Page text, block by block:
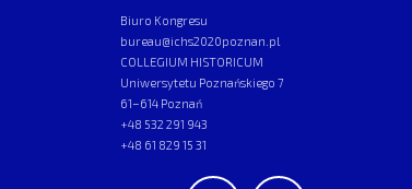
Biuro Kongresu
bureau@ichs2020poznan.pl
COLLEGIUM HISTORICUM
Uniwersytetu Poznańskiego 7
61–614 Poznań
+48 532 291 943
+48 61 829 15 31